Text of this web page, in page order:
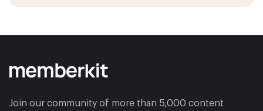
Join our community of more than 5,000 content